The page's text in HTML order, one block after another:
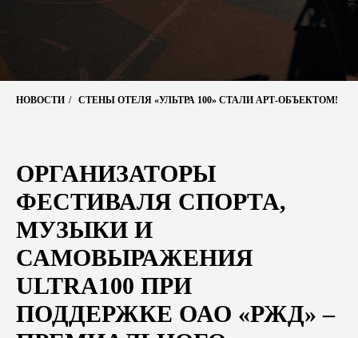
НОВОСТИ / СТЕНЫ ОТЕЛЯ «УЛЬТРА 100» СТАЛИ АРТ-ОБЪЕКТОМ!
ОРГАНИЗАТОРЫ
ФЕСТИВАЛЯ СПОРТА,
МУЗЫКИ И
САМОВЫРАЖЕНИЯ
ULTRA100 ПРИ
ПОДДЕРЖКЕ ОАО «РЖД» –